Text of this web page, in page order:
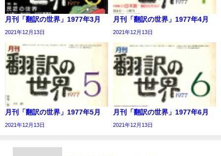
月刊「翻訳の世界」1977年3月
2021年12月13日
月刊「翻訳の世界」1977年4月
2021年12月13日
月刊「翻訳の世界」1977年5月
2021年12月13日
月刊「翻訳の世界」1977年6月
2021年12月13日